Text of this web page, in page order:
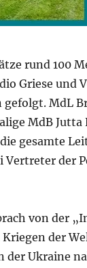
rund 100
Griese und
gefolgt. MdL
MdB
gesamte
Vertreter der
von der
der
Ukraine